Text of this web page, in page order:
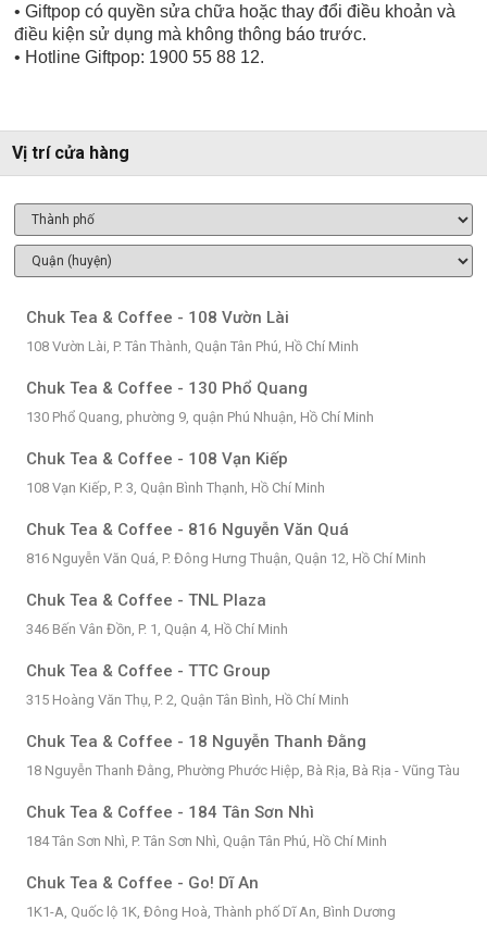
• Giftpop có quyền sửa chữa hoặc thay đổi điều khoản và
điều kiện sử dụng mà không thông báo trước.
• Hotline Giftpop: 1900 55 88 12.
Vị trí cửa hàng
Chuk Tea & Coffee - 108 Vườn Lài
108 Vườn Lài, P. Tân Thành, Quận Tân Phú, Hồ Chí Minh
Chuk Tea & Coffee - 130 Phổ Quang
130 Phổ Quang, phường 9, quận Phú Nhuận, Hồ Chí Minh
Chuk Tea & Coffee - 108 Vạn Kiếp
108 Vạn Kiếp, P. 3, Quận Bình Thạnh, Hồ Chí Minh
Chuk Tea & Coffee - 816 Nguyễn Văn Quá
816 Nguyễn Văn Quá, P. Đông Hưng Thuận, Quận 12, Hồ Chí Minh
Chuk Tea & Coffee - TNL Plaza
346 Bến Vân Đồn, P. 1, Quận 4, Hồ Chí Minh
Chuk Tea & Coffee - TTC Group
315 Hoàng Văn Thụ, P. 2, Quận Tân Bình, Hồ Chí Minh
Chuk Tea & Coffee - 18 Nguyễn Thanh Đằng
18 Nguyễn Thanh Đằng, Phường Phước Hiệp, Bà Rịa, Bà Rịa - Vũng Tàu
Chuk Tea & Coffee - 184 Tân Sơn Nhì
184 Tân Sơn Nhì, P. Tân Sơn Nhì, Quận Tân Phú, Hồ Chí Minh
Chuk Tea & Coffee - Go! Dĩ An
1K1-A, Quốc lộ 1K, Đông Hoà, Thành phố Dĩ An, Bình Dương